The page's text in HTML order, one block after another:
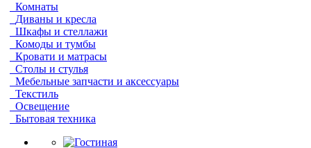
Комнаты
Диваны и кресла
Шкафы и стеллажи
Комоды и тумбы
Кровати и матрасы
Столы и стулья
Мебельные запчасти и аксессуары
Текстиль
Освещение
Бытовая техника